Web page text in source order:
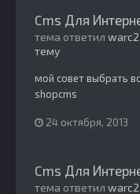
Cms Для
тема ответил
тему
мой совет выбрать
shopcms
24 октября, 2013
Cms Для
тема ответил